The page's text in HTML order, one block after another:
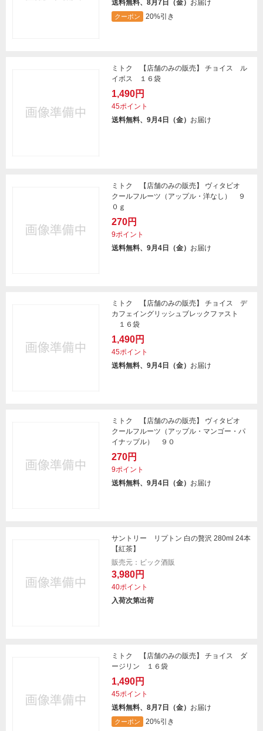
送料無料、8月7日（金） お届け
クーポン 20%引き
ミトク 【店舗のみの販売】 チョイス ル
イボス １６袋
1,490円
45ポイント
送料無料、9月4日（金） お届け
ミトク 【店舗のみの販売】 ヴィタビオ
クールフルーツ（アップル・洋なし） ９
０ｇ
270円
9ポイント
送料無料、9月4日（金） お届け
ミトク 【店舗のみの販売】 チョイス デ
カフェイングリッシュブレックファスト
１６袋
1,490円
45ポイント
送料無料、9月4日（金） お届け
ミトク 【店舗のみの販売】 ヴィタビオ
クールフルーツ（アップル・マンゴー・パ
イナップル） ９０
270円
9ポイント
送料無料、9月4日（金） お届け
サントリー リプトン 白の贅沢 280ml 24本
【紅茶】
販売元：ビック酒販
3,980円
40ポイント
入荷次第出荷
ミトク 【店舗のみの販売】 チョイス ダ
ージリン １６袋
1,490円
45ポイント
送料無料、8月7日（金） お届け
クーポン
20%引き